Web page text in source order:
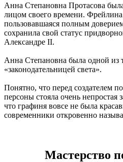
Анна Степановна Протасова
лицом своего времени.
пользовавшаяся полным
сохранила свой статус
Александре II.
Анна Степановна была одной из
«законодательницей света».
Понятно, что перед создателем
персоны стояла очень непростая
что графиня вовсе не была
современники откровенно
Мастерство